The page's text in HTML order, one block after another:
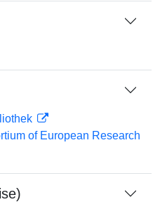
of European Research